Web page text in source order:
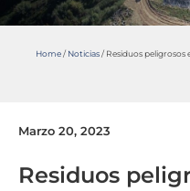
Home/ Noticias/ Residuos peligrosos
Marzo 20, 2023
Residuos